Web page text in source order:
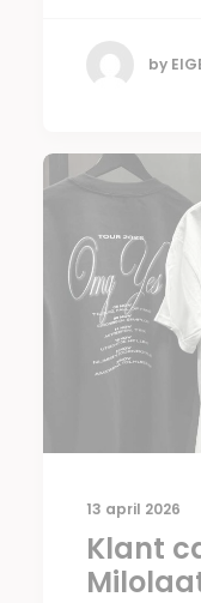
by
13 april 2026
Klant